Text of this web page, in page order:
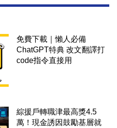
免費下載｜懶人必備
ChatGPT特典 改文翻譯打
code指令直接用
綜援戶轉職津最高獎4.5
萬！現金誘因鼓勵基層就